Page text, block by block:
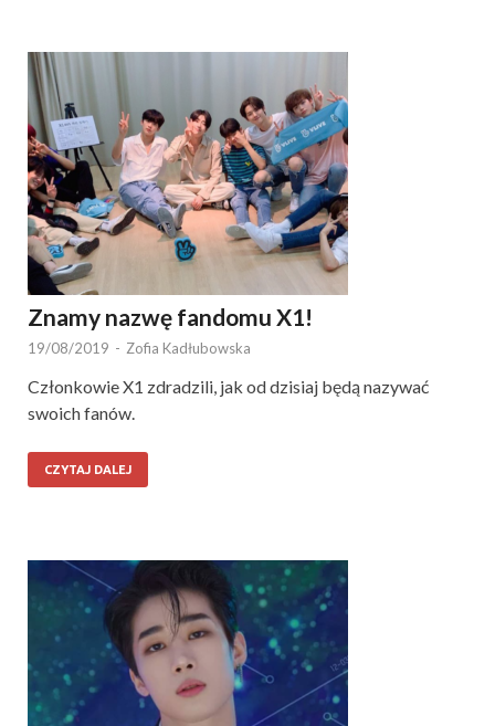
Znamy nazwę fandomu X1!
19/08/2019 - Zofia Kadłubowska
Członkowie X1 zdradzili, jak od dzisiaj będą nazywać
swoich fanów.
CZYTAJ DALEJ